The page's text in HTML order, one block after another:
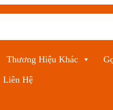
Thương Hiệu Khác
Liên Hệ